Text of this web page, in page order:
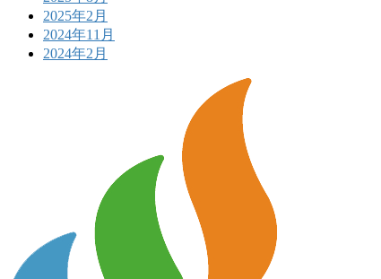
2025年2月
2024年11月
2024年2月